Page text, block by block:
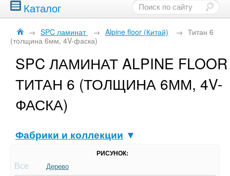
Каталог
→ SPC ламинат → Alpine floor (Китай) → Титан 6
(толщина 6мм, 4V-фаска)
SPC ЛАМИНАТ ALPINE FLOOR
ТИТАН 6 (ТОЛЩИНА 6ММ, 4V-
ФАСКА)
Фабрики и коллекции ▼
РИСУНОК:
Все Дерево